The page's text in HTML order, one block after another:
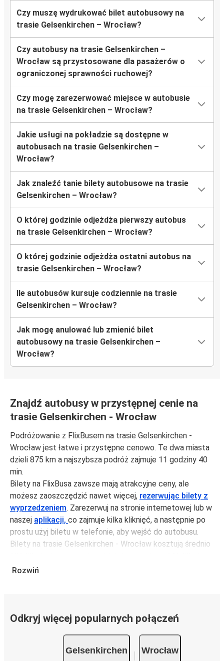
Czy muszę wydrukować bilet autobusowy na
trasie Gelsenkirchen – Wrocław?
Czy autobusy na trasie Gelsenkirchen –
Wrocław są przystosowane dla pasażerów o
ograniczonej sprawności ruchowej?
Czy mogę zarezerwować miejsce w autobusie
na trasie Gelsenkirchen – Wrocław?
Jakie usługi na pokładzie są dostępne w
autobusach na trasie Gelsenkirchen –
Wrocław?
Jak znaleźć tanie bilety autobusowe na trasie
Gelsenkirchen – Wrocław?
O której godzinie odjeżdża pierwszy autobus
na trasie Gelsenkirchen – Wrocław?
O której godzinie odjeżdża ostatni autobus na
trasie Gelsenkirchen – Wrocław?
Ile autobusów kursuje codziennie na trasie
Gelsenkirchen – Wrocław?
Jak mogę anulować lub zmienić bilet
autobusowy na trasie Gelsenkirchen –
Wrocław?
Znajdź autobusy w przystępnej cenie na
trasie Gelsenkirchen - Wrocław
Podróżowanie z FlixBusem na trasie Gelsenkirchen -
Wrocław jest łatwe i przystępne cenowo. Te dwa miasta
dzieli 875 km a najszybsza podróż zajmuje 11 godziny 40
min.
Bilety na FlixBusa zawsze mają atrakcyjne ceny, ale
możesz zaoszczędzić nawet więcej, rezerwując bilety z
wyprzedzeniem. Zarezerwuj na stronie internetowej lub w
naszej aplikacji, co zajmuje kilka kliknięć, a następnie po
prostu użyj biletu w telefonie, aby wejść do autobusu.
Bilety na trasie Gelsenkirchen - Wrocław kosztują średnio
jeśli zarezerwujesz z wyprzedzeniem lub w dni robocze,
Podróż na trasie Gelsenkirchen - Wrocław
Rozwiń
Odkryj więcej popularnych połączeń
Gelsenkirchen Wrocław